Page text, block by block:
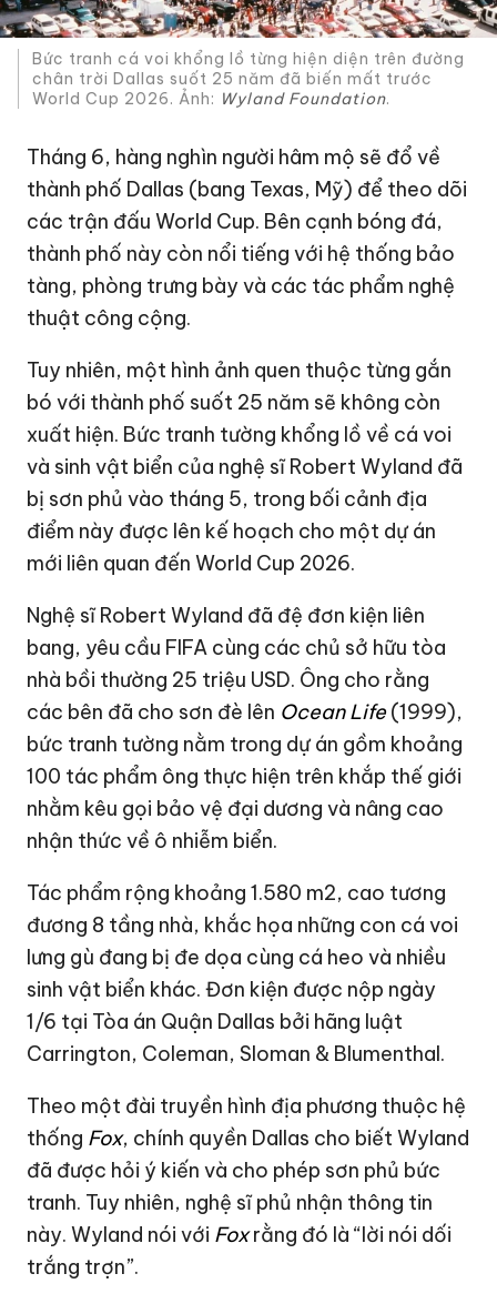
Bức tranh cá voi khổng lồ từng hiện diện trên đường
chân trời Dallas suốt 25 năm đã biến mất trước
World Cup 2026. Ảnh: Wyland Foundation.
Tháng 6, hàng nghìn người hâm mộ sẽ đổ về
thành phố Dallas (bang Texas, Mỹ) để theo dõi
các trận đấu World Cup. Bên cạnh bóng đá,
thành phố này còn nổi tiếng với hệ thống bảo
tàng, phòng trưng bày và các tác phẩm nghệ
thuật công cộng.
Tuy nhiên, một hình ảnh quen thuộc từng gắn
bó với thành phố suốt 25 năm sẽ không còn
xuất hiện. Bức tranh tường khổng lồ về cá voi
và sinh vật biển của nghệ sĩ Robert Wyland đã
bị sơn phủ vào tháng 5, trong bối cảnh địa
điểm này được lên kế hoạch cho một dự án
mới liên quan đếnWorld Cup 2026.
Nghệ sĩ Robert Wyland đã đệ đơn kiện liên
bang, yêu cầu FIFA cùng các chủ sở hữu tòa
nhà bồi thường 25 triệu USD. Ông cho rằng
các bên đã cho sơn đè lên Ocean Life(1999),
bức tranh tường nằm trong dự án gồm khoảng
100 tác phẩm ông thực hiện trên khắp thế giới
nhằm kêu gọi bảo vệ đại dương và nâng cao
nhận thức về ô nhiễm biển.
Tác phẩm rộng khoảng 1.580 m2, cao tương
đương 8 tầng nhà, khắc họa những con cá voi
lưng gù đang bị đe dọa cùng cá heo và nhiều
sinh vật biển khác. Đơn kiện được nộp ngày
1/6 tại Tòa án Quận Dallas bởi hãng luật
Carrington, Coleman, Sloman & Blumenthal.
Theo một đài truyền hình địa phương thuộc hệ
thống Fox, chính quyền Dallas cho biết Wyland
đã được hỏi ý kiến và cho phép sơn phủ bức
tranh. Tuy nhiên, nghệ sĩ phủ nhận thông tin
này. Wyland nói với Foxrằng đó là “lời nói dối
trắng trợn”.